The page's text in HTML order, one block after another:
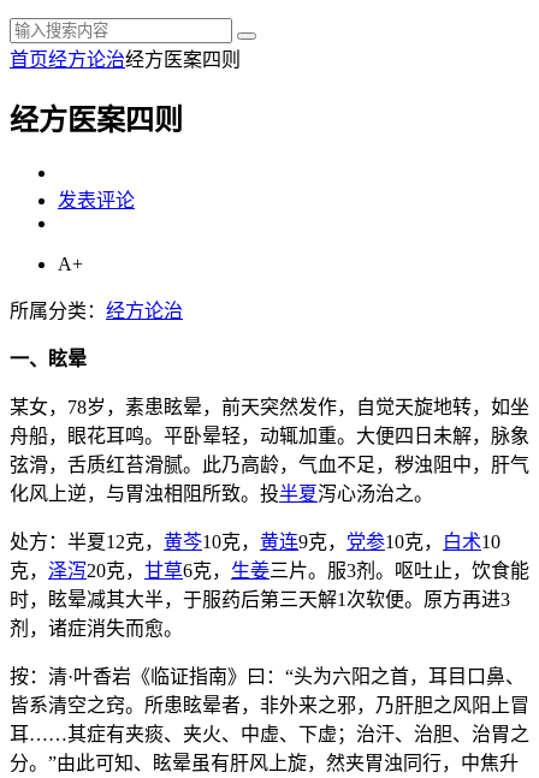
首页经方论治经方医案四则
经方医案四则
发表评论
A+
所属分类： 经方论治
一、眩晕
某女，78岁，素患眩晕，前天突然发作，自觉天旋地转，如坐
舟船，眼花耳鸣。平卧晕轻，动辄加重。大便四日未解，脉象
弦滑，舌质红苔滑腻。此乃高龄，气血不足，秽浊阻中，肝气
化风上逆，与胃浊相阻所致。投半夏泻心汤治之。
处方：半夏12克， 黄芩10克， 黄连9克， 党参10克， 白术10
克， 泽泻20克， 甘草6克， 生姜三片。服3剂。呕吐止，饮食能
时，眩晕减其大半，于服药后第三天解1次软便。原方再进3
剂，诸症消失而愈。
按：清·叶香岩《临证指南》曰：“头为六阳之首，耳目口鼻、
皆系清空之窍。所患眩晕者，非外来之邪，乃肝胆之风阳上冒
耳……其症有夹痰、夹火、中虚、下虚；治汗、治胆、治胃之
分。”由此可知、眩晕虽有肝风上旋，然夹胃浊同行，中焦升